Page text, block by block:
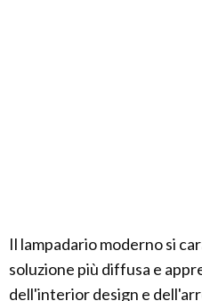
Il lampadario moderno si
soluzione più diffusa e
dell'interior design e